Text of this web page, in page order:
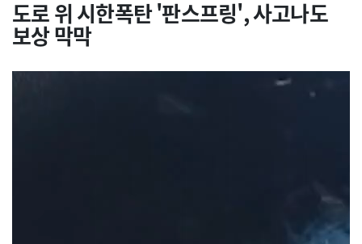
도로 위 시한폭탄 '판스프링', 사고나도
보상 막막